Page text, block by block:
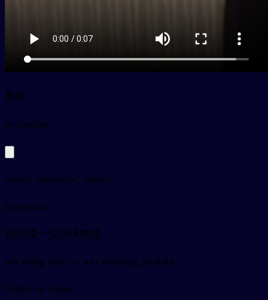
教练
pyjiàoliàn
coach, instructor, trainer
Exemplos
我想找一位游泳教练
wǒ xiǎng zhǎo yí wèi yóuyǒng jiàoliàn
Vídeo do cartão